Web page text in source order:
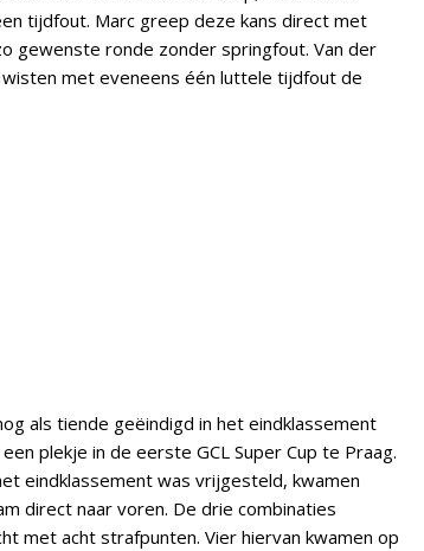
tijdfout. Marc greep deze kans direct met
gewenste ronde zonder springfout. Van der
wisten met eveneens één luttele tijdfout de
als tiende geëindigd in het eindklassement
plekje in de eerste GCL Super Cup te Praag.
eindklassement was vrijgesteld, kwamen
direct naar voren. De drie combinaties
met acht strafpunten. Vier hiervan kwamen op